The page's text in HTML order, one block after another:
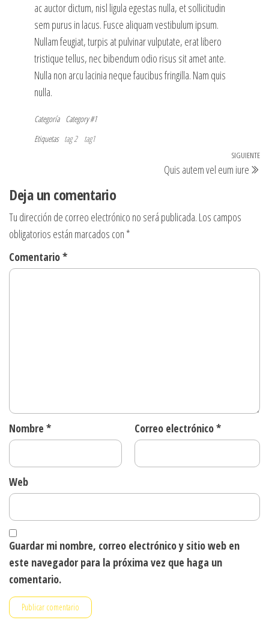
ac auctor dictum, nisl ligula egestas nulla, et sollicitudin
sem purus in lacus. Fusce aliquam vestibulum ipsum.
Nullam feugiat, turpis at pulvinar vulputate, erat libero
tristique tellus, nec bibendum odio risus sit amet ante.
Nulla non arcu lacinia neque faucibus fringilla. Nam quis
nulla.
Categoría Category #1
Etiquetas tag 2 tag1
entradas
SIGUIENTE
Quis autem vel eum iure
Deja un comentario
Tu dirección de correo electrónico no será publicada. Los campos
obligatorios están marcados con *
Comentario*
Nombre * Correo electrónico*
Web
Guardar mi nombre, correo electrónico y sitio web en
este navegador para la próxima vez que haga un
comentario.